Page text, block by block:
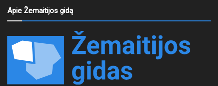
Apie Žemaitijos gidą